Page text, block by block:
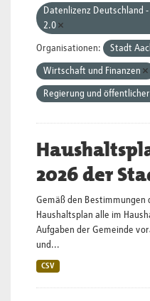
Datenlizenz Deutschland
2.0
Organisationen: Stadt
Wirtschaft und Finanzen
Regierung und
2026 der
Gemäß den Bestimmungen
Haushaltsplan alle im
Aufgaben der Gemeinde
und...
CSV